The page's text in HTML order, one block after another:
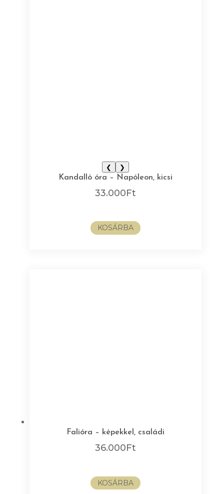
❮
❯
Kandalló óra – Napóleon, kicsi
33.000Ft
KOSÁRBA
Falióra – képekkel, családi
36.000Ft
KOSÁRBA